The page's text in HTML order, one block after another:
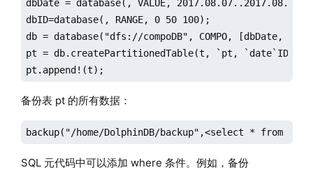
dbDate = database(, VALUE, 2017.08.07..2017.08.11)
dbID=database(, RANGE, 0 50 100);
db = database("dfs://compoDB", COMPO, [dbDate,
pt = db.createPartitionedTable(t, `pt, `date`ID)
pt.append!(t);
备份表 pt 的所有数据：
backup("/home/DolphinDB/backup",<select * from
SQL 元代码中可以添加 where 条件。例如，备份